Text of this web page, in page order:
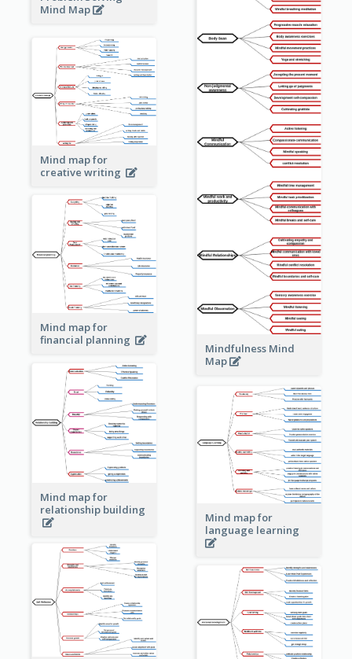
Mind Map
Mindfulness Mind
Map
Mind map for
creative writing
Mind map for
financial planning
Mind map for
relationship building
Mind map for
language learning